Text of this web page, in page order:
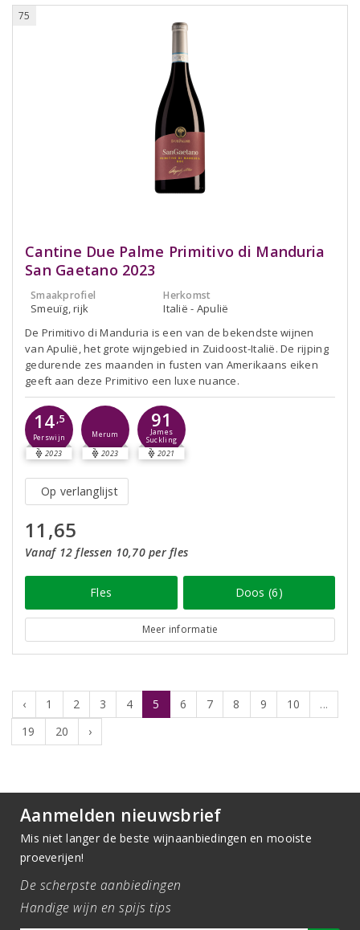
75
Cantine Due Palme Primitivo di Manduria
San Gaetano 2023
Smaakprofiel
Smeuïg, rijk
Herkomst
Italië - Apulië
De Primitivo di Manduria is een van de bekendste wijnen
van Apulië, het grote wijngebied in Zuidoost-Italië. De rijping
gedurende zes maanden in fusten van Amerikaans eiken
geeft aan deze Primitivo een luxe nuance.
14,5
Perswijn
2023
Merum
2023
91
James
Suckling
2021
Op verlanglijst
11,65
Vanaf 12 flessen 10,70 per fles
Fles Doos (6)
Meer informatie
‹ 1 2 3 4 5 6 7 8 9 10
...
19
20 ›
Aanmelden nieuwsbrief
Mis niet langer de beste wijnaanbiedingen en mooiste
proeverijen!
De scherpste aanbiedingen
Handige wijn en spijs tips